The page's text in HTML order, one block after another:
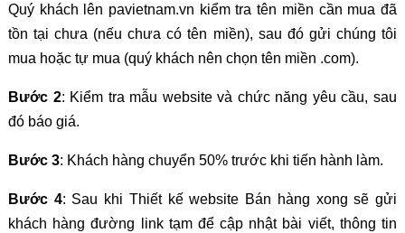
Quý khách lên pavietnam.vn kiểm tra tên miền cần mua đã
tồn tại chưa (nếu chưa có tên miền), sau đó gửi chúng tôi
mua hoặc tự mua (quý khách nên chọn tên miền .com).
Bước 2: Kiểm tra mẫu website và chức năng yêu cầu, sau
đó báo giá.
Bước 3: Khách hàng chuyển 50% trước khi tiến hành làm.
Bước 4: Sau khi Thiết kế website Bán hàng xong sẽ gửi
khách hàng đường link tạm để cập nhật bài viết, thông tin